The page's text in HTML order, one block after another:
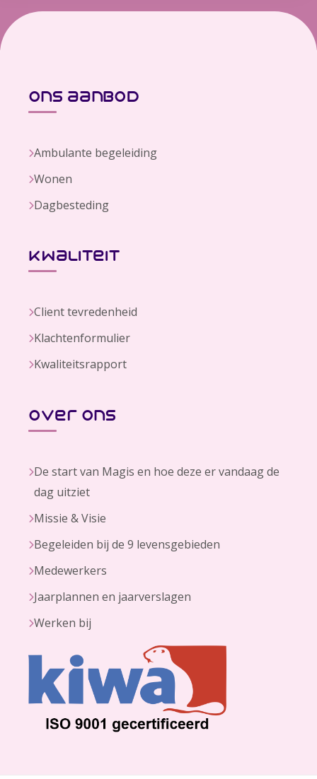
ons aanbod
Ambulante begeleiding
Wonen
Dagbesteding
kwaliteit
Client tevredenheid
Klachtenformulier
Kwaliteitsrapport
over ons
De start van Magis en hoe deze er vandaag de
dag uitziet
Missie & Visie
Begeleiden bij de 9 levensgebieden
Medewerkers
Jaarplannen en jaarverslagen
Werken bij